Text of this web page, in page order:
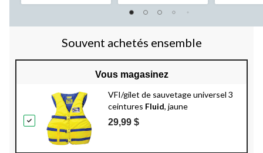
Souvent achetés ensemble
Vous magasinez
VFI/gilet de sauvetage universel 3
ceintures Fluid, jaune
29,99 $